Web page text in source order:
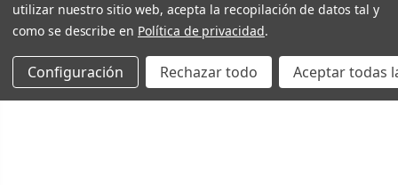
utilizar nuestro sitio web, acepta la recopilación de datos tal y
como se describe en Política de privacidad.
Configuración Rechazar todo Aceptar todas